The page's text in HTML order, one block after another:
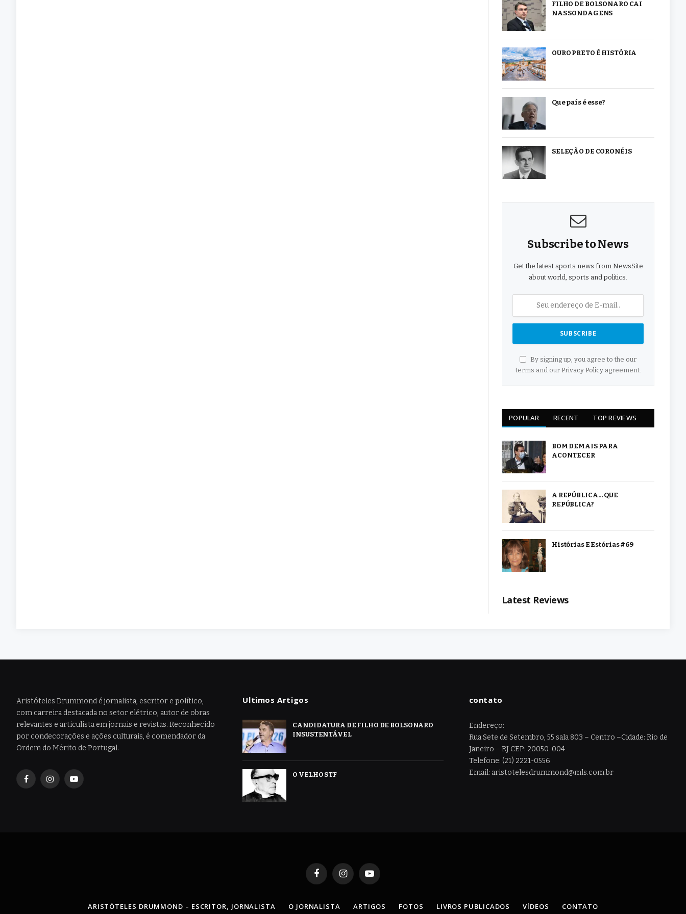
FILHO DE BOLSONARO CAI
NAS SONDAGENS
OURO PRETO É HISTÓRIA
Que país é esse?
SELEÇÃO DE CORONÉIS
Subscribe to News
Get the latest sports news from NewsSite
about world, sports and politics.
By signing up, you agree to the our
terms and our Privacy Policyagreement.
POPULAR RECENT TOP REVIEWS
BOM DEMAIS PARA
ACONTECER
A REPÚBLICA… QUE
REPÚBLICA?
Histórias E Estórias #69
Latest Reviews
Aristóteles Drummond é jornalista, escritor e político,
com carreira destacada no setor elétrico, autor de obras
relevantes e articulista em jornais e revistas. Reconhecido
por condecorações e ações culturais, é comendador da
Ordem do Mérito de Portugal.
FacebookInstagramYouTube
Ultimos Artigos
CANDIDATURA DE FILHO DE BOLSONARO
INSUSTENTÁVEL
O VELHO STF
contato
Endereço:
Rua Sete de Setembro, 55 sala 803 – Centro –Cidade: Rio de
Janeiro – RJ CEP: 20050-004
Telefone: (21) 2221-0556
Email: aristotelesdrummond@mls.com.br
FacebookInstagramYouTube
ARISTÓTELES DRUMMOND – ESCRITOR, JORNALISTA O JORNALISTA ARTIGOS FOTOS LIVROS PUBLICADOS VÍDEOS CONTATO